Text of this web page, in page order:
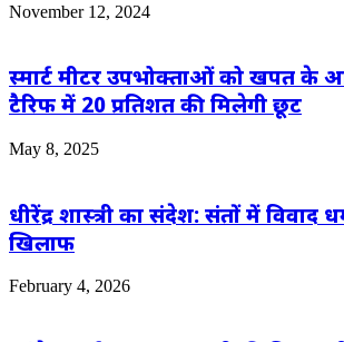
November 12, 2024
स्मार्ट मीटर उपभोक्ताओं को खपत के
टैरिफ में 20 प्रतिशत की मिलेगी छूट
May 8, 2025
धीरेंद्र शास्त्री का संदेश: संतों में विवाद
खिलाफ
February 4, 2026